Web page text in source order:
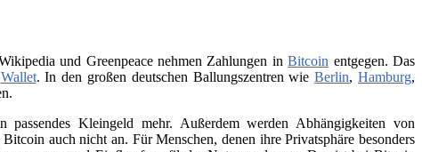
und Greenpeace nehmen Zahlungen inBitcoin entgegen. Das
Wallet. In den großen deutschen Ballungszentren wieBerlin,Hamburg,
Kleingeld mehr. Außerdem werden Abhängigkeiten von
auch nicht an. Für Menschen, denen ihre Privatsphäre besonders